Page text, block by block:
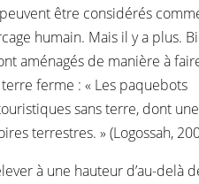
être considérés
humain. Mais il y a plus.
aménagés de manière à
ferme : « Les paquebots
sans terre, dont
terrestres. » (Logossah,
à une hauteur d’au-